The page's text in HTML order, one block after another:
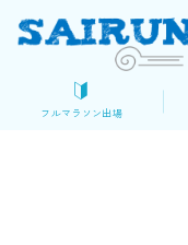
MENU
フルマラソン出場